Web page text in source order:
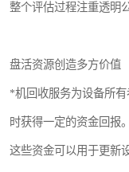
整个评估过程注重透明
盘活资源创造多方价值
*机回收服务为设备所
时获得一定的资金回报。
这些资金可以用于更新